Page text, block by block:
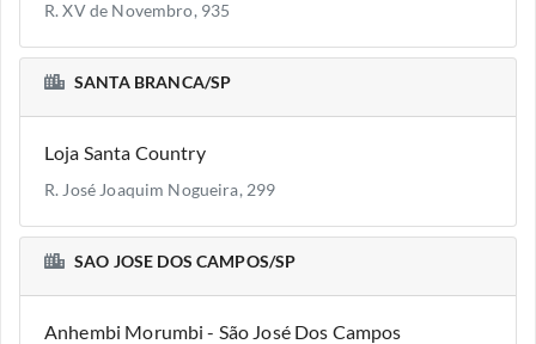
R. XV de Novembro, 935
SANTA BRANCA/SP
Loja Santa Country
R. José Joaquim Nogueira, 299
SAO JOSE DOS CAMPOS/SP
Anhembi Morumbi - São José Dos Campos